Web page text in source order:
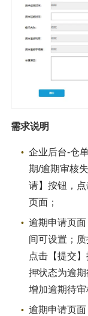
需求说明
企业后台-仓
期/逾期审核
请】按钮，
页面；
逾期申请页
间可设置；
点击【提交
押状态为逾期
增加逾期待审
逾期申请页